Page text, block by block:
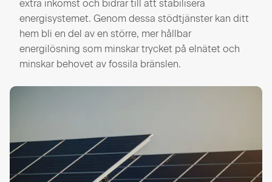
extra inkomst och bidrar till att stabilisera
energisystemet. Genom dessa stödtjänster kan ditt
hem bli en del av en större, mer hållbar
energilösning som minskar trycket på elnätet och
minskar behovet av fossila bränslen.